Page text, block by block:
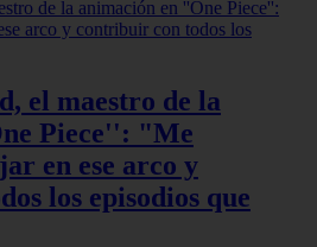
el maestro de la
Piece'': "Me
en ese arco y
los episodios que